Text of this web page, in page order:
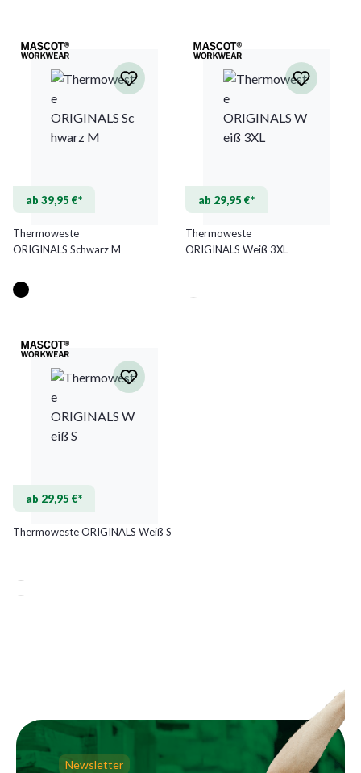
ab 39,95 €*
Thermoweste
ORIGINALS Schwarz M
ab 29,95 €*
Thermoweste
ORIGINALS Weiß 3XL
ab 29,95 €*
Thermoweste ORIGINALS Weiß S
Newsletter